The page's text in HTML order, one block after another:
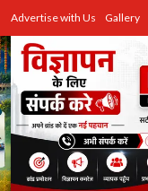
Advertise with Us Gallery
उत्तर प्रदेश
Advertise with Us
Events
राज्य